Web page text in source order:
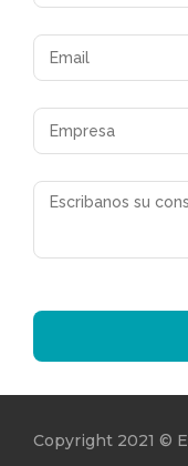
Copyright 2021 ©